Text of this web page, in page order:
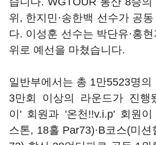
위, 한지민·송한백 선수가 공
다. 이성훈 선수는 박단유·홍
위로 예선을 마쳤습니다.
일반부에서는 총 1만5523명의
3만회 이상의 라운드가 진행
이' 회원과 '온천!!v.i.p' 회원이
스톤, 18홀 Par73)·B코스(미